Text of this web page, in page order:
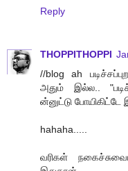
Reply
THOPPITHOPPI
//blog ah
அதும் இல்ல..
ன்னுட்டு போயிகிட்டே
hahaha.....
வரிகள்